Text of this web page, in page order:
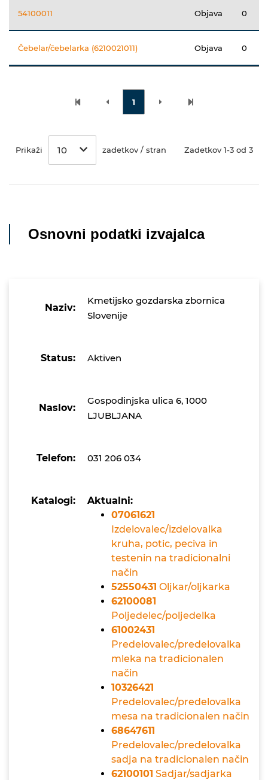
54100011 Objava 0
Čebelar/čebelarka (6210021011) Objava 0
1
Prikaži 10 zadetkov / stran Zadetkov 1-3 od 3
Osnovni podatki izvajalca
Naziv:
Kmetijsko gozdarska zbornica
Slovenije
Status: Aktiven
Naslov:
Gospodinjska ulica 6, 1000
LJUBLJANA
Telefon: 031 206 034
Katalogi:
Aktualni:
07061621
Izdelovalec/izdelovalka
kruha, potic, peciva in
testenin na tradicionalni
način
52550431 Oljkar/oljkarka
62100081
Poljedelec/poljedelka
61002431
Predelovalec/predelovalka
mleka na tradicionalen
način
10326421
Predelovalec/predelovalka
mesa na tradicionalen način
68647611
Predelovalec/predelovalka
sadja na tradicionalen način
62100101 Sadjar/sadjarka